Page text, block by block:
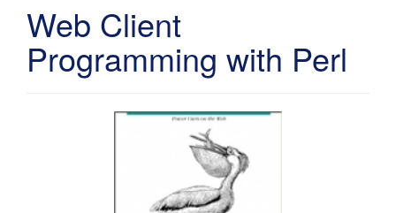
Web Client
Programming with Perl